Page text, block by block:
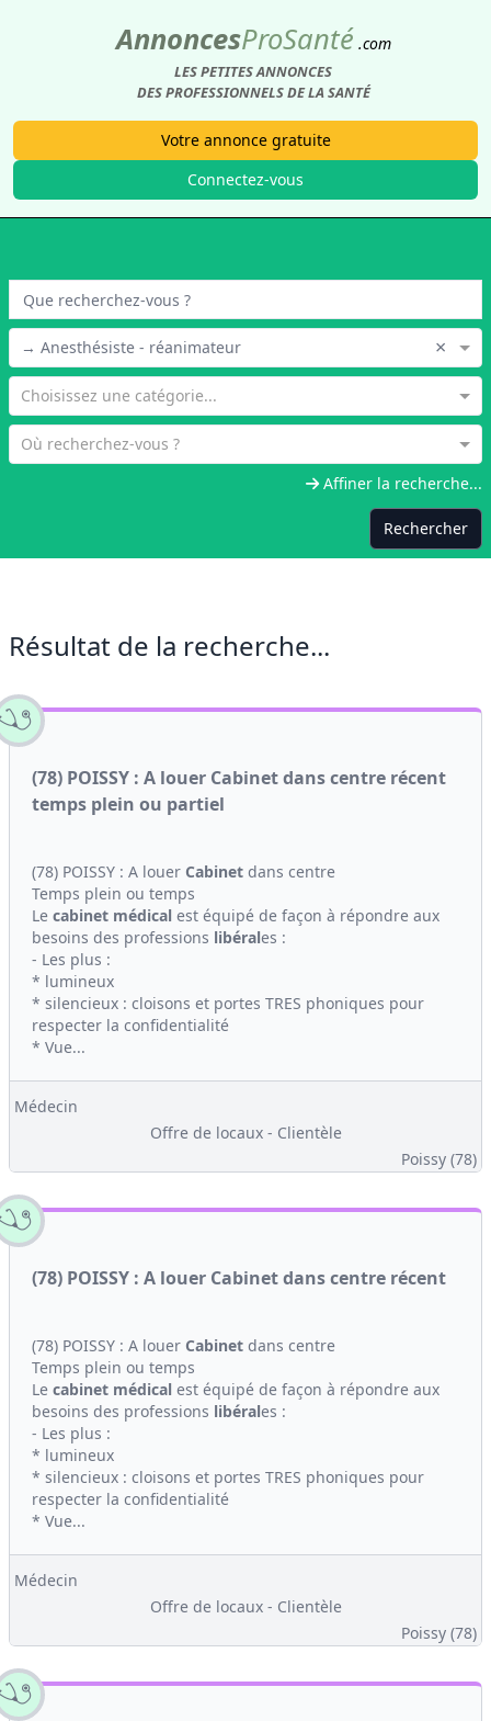
AnnoncesProSanté .com
LES PETITES ANNONCES
DES PROFESSIONNELS DE LA SANTÉ
Votre annonce gratuite
Connectez-vous
→ Anesthésiste - réanimateur ×
Choisissez une catégorie...
Où recherchez-vous ?
Affiner la recherche...
Rechercher
Résultat de la recherche...
(78) POISSY : A louer Cabinet dans centre récent
temps plein ou partiel
(78) POISSY : A louer Cabinet dans centre
Temps plein ou temps
Le cabinet médical est équipé de façon à répondre aux
besoins des professions libérales :
- Les plus :
* lumineux
* silencieux : cloisons et portes TRES phoniques pour
respecter la confidentialité
* Vue...
Médecin
Offre de locaux - Clientèle
Poissy (78)
(78) POISSY : A louer Cabinet dans centre récent
(78) POISSY : A louer Cabinet dans centre
Temps plein ou temps
Le cabinet médical est équipé de façon à répondre aux
besoins des professions libérales :
- Les plus :
* lumineux
* silencieux : cloisons et portes TRES phoniques pour
respecter la confidentialité
* Vue...
Médecin
Offre de locaux - Clientèle
Poissy (78)